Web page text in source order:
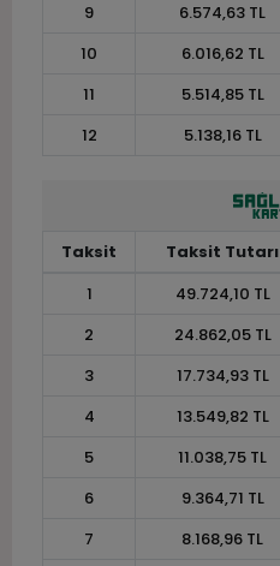
9
6.574,63 TL
10
6.016,62 TL
11
5.514,85 TL
12
5.138,16 TL
Taksit Taksit Tutarı
1
49.724,10 TL
2
24.862,05 TL
3
17.734,93 TL
4
13.549,82 TL
5
11.038,75 TL
6
9.364,71 TL
7
8.168,96 TL